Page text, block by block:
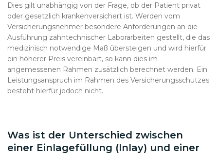
Dies gilt unabhängig von der Frage, ob der Patient privat
oder gesetzlich krankenversichert ist. Werden vom
Versicherungsnehmer besondere Anforderungen an die
Ausführung zahntechnischer Laborarbeiten gestellt, die das
medizinisch notwendige Maß übersteigen und wird hierfür
ein höherer Preis vereinbart, so kann dies im
angemessenen Rahmen zusätzlich berechnet werden. Ein
Leistungsanspruch im Rahmen des Versicherungsschutzes
besteht hierfür jedoch nicht.
Was ist der Unterschied zwischen
einer Einlagefüllung (Inlay) und einer